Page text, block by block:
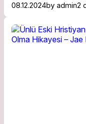
08.12.2024by admin2